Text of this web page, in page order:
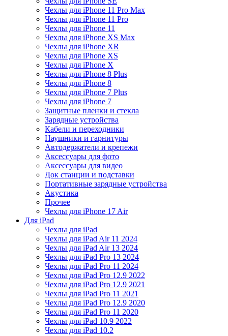
Чехлы для iPhone 11 Pro Max
Чехлы для iPhone 11 Pro
Чехлы для iPhone 11
Чехлы для iPhone XS Max
Чехлы для iPhone XR
Чехлы для iPhone XS
Чехлы для iPhone X
Чехлы для iPhone 8 Plus
Чехлы для iPhone 8
Чехлы для iPhone 7 Plus
Чехлы для iPhone 7
Защитные пленки и стекла
Зарядные устройства
Кабели и переходники
Наушники и гарнитуры
Автодержатели и крепежи
Аксессуары для фото
Аксессуары для видео
Док станции и подставки
Портативные зарядные устройства
Акустика
Прочее
Чехлы для iPhone 17 Air
Для iPad
Чехлы для iPad
Чехлы для iPad Air 11 2024
Чехлы для iPad Air 13 2024
Чехлы для iPad Pro 13 2024
Чехлы для iPad Pro 11 2024
Чехлы для iPad Pro 12.9 2022
Чехлы для iPad Pro 12.9 2021
Чехлы для iPad Pro 11 2021
Чехлы для iPad Pro 12.9 2020
Чехлы для iPad Pro 11 2020
Чехлы для iPad 10.9 2022
Чехлы для iPad 10.2